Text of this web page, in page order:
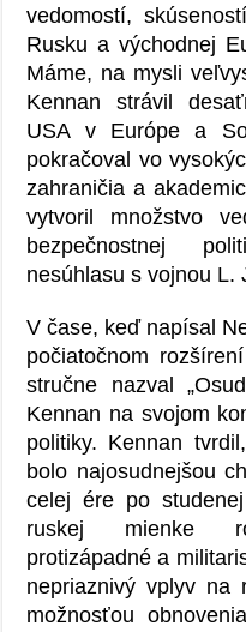
vedomostí,
Rusku a východnej
Máme, na mysli
Kennan strávil
USA v Európe a
pokračoval vo
zahraničia a
vytvoril množstvo
bezpečnostnej
nesúhlasu s vojnou L.
V čase, keď napísal
počiatočnom
stručne nazval
Kennan na svojom
politiky. Kennan
bolo najosudnejšou
celej ére po
ruskej mienke
protizápadné a
nepriaznivý vplyv na
možnosťou